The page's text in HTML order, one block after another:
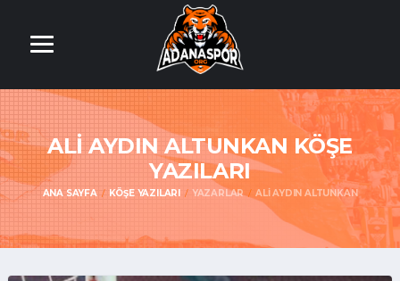
ALI AYDIN ALTUNKAN KÖŞE
YAZILARI
ANA SAYFA KÖŞE YAZILARI YAZARLAR ALI AYDIN ALTUNKAN